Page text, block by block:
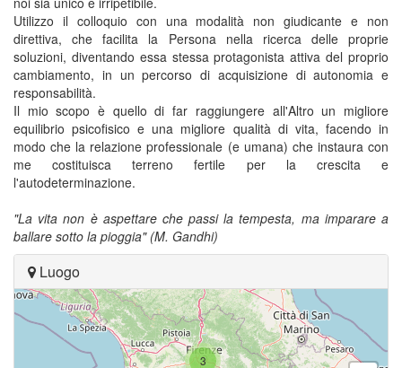
Utilizzo il colloquio con una modalità non giudicante e non
direttiva, che facilita la Persona nella ricerca delle proprie
soluzioni, diventando essa stessa protagonista attiva del proprio
cambiamento, in un percorso di acquisizione di autonomia e
responsabilità.
Il mio scopo è quello di far raggiungere all'Altro un migliore
equilibrio psicofisico e una migliore qualità di vita, facendo in
modo che la relazione professionale (e umana) che instaura con
me costituisca terreno fertile per la crescita e
l'autodeterminazione.
"La vita non è aspettare che passi la tempesta, ma imparare a
ballare sotto la pioggia" (M. Gandhi)
Luogo
3